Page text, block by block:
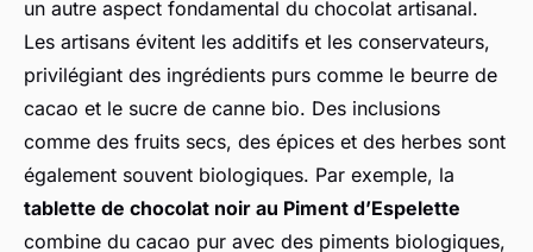
un autre aspect fondamental du chocolat artisanal.
Les artisans évitent les additifs et les conservateurs,
privilégiant des ingrédients purs comme le beurre de
cacao et le sucre de canne bio. Des inclusions
comme des fruits secs, des épices et des herbes sont
également souvent biologiques. Par exemple, la
tablette de chocolat noir au Piment d’Espelette
combine du cacao pur avec des piments biologiques,